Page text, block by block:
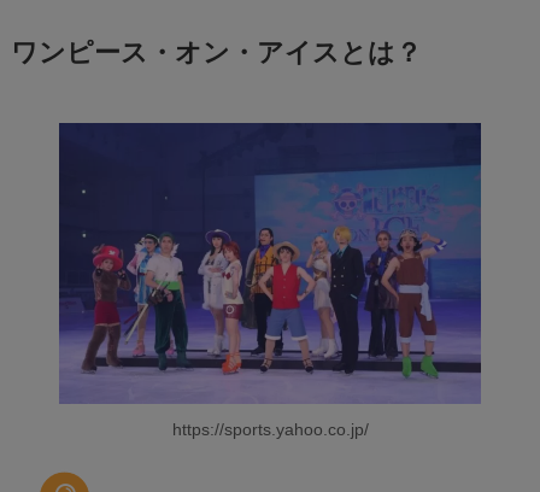
ワンピース・オン・アイスとは？
https://sports.yahoo.co.jp/